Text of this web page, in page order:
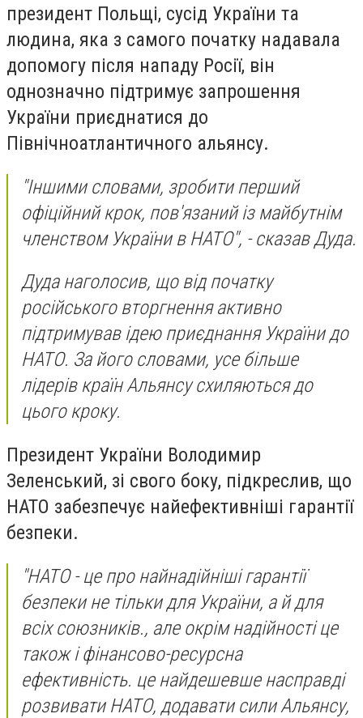
президент Польщі, сусід України та
людина, яка з самого початку надавала
допомогу після нападу Росії, він
однозначно підтримує запрошення
України приєднатися до
Північноатлантичного альянсу.
"Іншими словами, зробити перший
офіційний крок, пов'язаний із майбутнім
членством України в НАТО", - сказав Дуда.
Дуда наголосив, що від початку
російського вторгнення активно
підтримував ідею приєднання України до
НАТО. За його словами, усе більше
лідерів країн Альянсу схиляються до
цього кроку.
Президент України Володимир
Зеленський, зі свого боку, підкреслив, що
НАТО забезпечує найефективніші гарантії
безпеки.
"НАТО - це про найнадійніші гарантії
безпеки не тільки для України, а й для
всіх союзників., але окрім надійності це
також і фінансово-ресурсна
ефективність. це найдешевше насправді
розвивати НАТО, додавати сили Альянсу,